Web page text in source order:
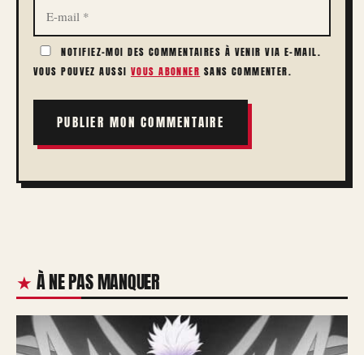
MAIL
NOTIFIEZ-MOI DES COMMENTAIRES À VENIR VIA E-MAIL.
VOUS POUVEZ AUSSI VOUS ABONNER SANS COMMENTER.
À NE PAS MANQUER